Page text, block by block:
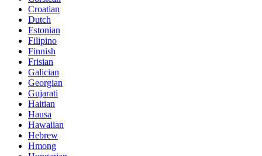
Croatian
Dutch
Estonian
Filipino
Finnish
Frisian
Galician
Georgian
Gujarati
Haitian
Hausa
Hawaiian
Hebrew
Hmong